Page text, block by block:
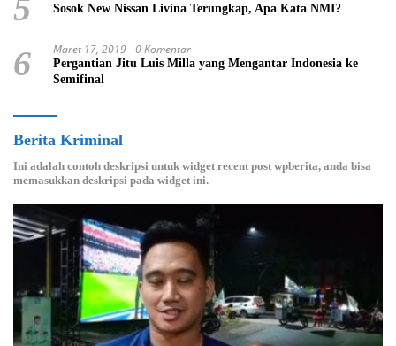
5 Sosok New Nissan Livina Terungkap, Apa Kata NMI?
6 Maret 17, 2019 0 Komentar
Pergantian Jitu Luis Milla yang Mengantar Indonesia ke
Semifinal
Berita Kriminal
Ini adalah contoh deskripsi untuk widget recent post wpberita, anda bisa
memasukkan deskripsi pada widget ini.